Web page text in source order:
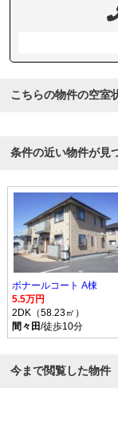
こちらの物件の空室
条件の近い物件が見
ボナールコート A棟
5.5万円
2DK（58.23㎡）
間々田/徒歩10分
今まで閲覧した物件